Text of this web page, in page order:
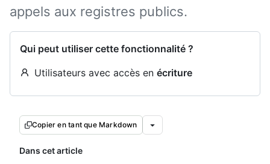
appels aux registres publics.
Qui peut utiliser cette fonctionnalité ?
Utilisateurs avec accès en écriture
Copier en tant que Markdown
Dans cet article